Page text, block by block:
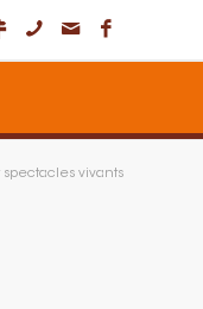
vivants